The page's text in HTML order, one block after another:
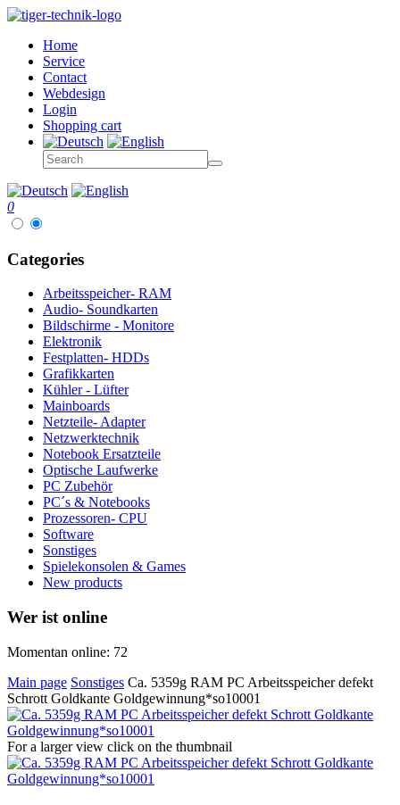
Home
Service
Contact
Webdesign
Login
Shopping cart
0
Categories
Arbeitsspeicher- RAM
Audio- Soundkarten
Bildschirme - Monitore
Elektronik
Festplatten- HDDs
Grafikkarten
Kühler - Lüfter
Mainboards
Netzteile- Adapter
Netzwerktechnik
Notebook Ersatzteile
Optische Laufwerke
PC Zubehör
PC´s & Notebooks
Prozessoren- CPU
Software
Sonstiges
Spielekonsolen & Games
New products
Wer ist online
Momentan online: 72
Main page Sonstiges Ca. 5359g RAM PC Arbeitsspeicher defekt
Schrott Goldkante Goldgewinnung*so10001
For a larger view click on the thumbnail